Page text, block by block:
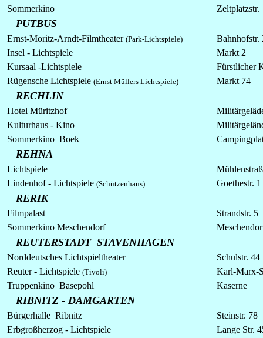
Sommerkino Zeltplatzstr.
PUTBUS
Ernst-Moritz-Arndt-Filmtheater (Park-Lichtspiele)
Bahnhofstr.
Insel - Lichtspiele
Markt 2
Kursaal -Lichtspiele
Fürstlicher
Rügensche Lichtspiele (Ernst Müllers Lichtspiele) Markt 74
RECHLIN
Hotel Müritzhof
Kulturhaus - Kino
Sommerkino Boek
REHNA
Lichtspiele
Lindenhof - Lichtspiele (Schützenhaus) Goethestr. 1
RERIK
Filmpalast
Strandstr. 5
Sommerkino Meschendorf
REUTERSTADT STAVENHAGEN
Norddeutsches Lichtspieltheater
Schulstr. 44
Reuter - Lichtspiele (Tivoli)
Karl-Marx-
Truppenkino Basepohl
Kaserne
RIBNITZ - DAMGARTEN
Bürgerhalle Ribnitz
Steinstr. 78
Erbgroßherzog - Lichtspiele
Lange Str.